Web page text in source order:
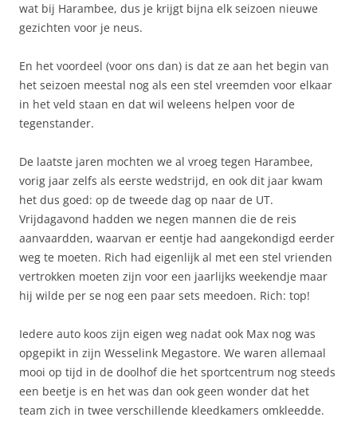
wat bij Harambee, dus je krijgt bijna elk seizoen nieuwe
gezichten voor je neus.
En het voordeel (voor ons dan) is dat ze aan het begin van
het seizoen meestal nog als een stel vreemden voor elkaar
in het veld staan en dat wil weleens helpen voor de
tegenstander.
De laatste jaren mochten we al vroeg tegen Harambee,
vorig jaar zelfs als eerste wedstrijd, en ook dit jaar kwam
het dus goed: op de tweede dag op naar de UT.
Vrijdagavond hadden we negen mannen die de reis
aanvaardden, waarvan er eentje had aangekondigd eerder
weg te moeten. Rich had eigenlijk al met een stel vrienden
vertrokken moeten zijn voor een jaarlijks weekendje maar
hij wilde per se nog een paar sets meedoen. Rich: top!
Iedere auto koos zijn eigen weg nadat ook Max nog was
opgepikt in zijn Wesselink Megastore. We waren allemaal
mooi op tijd in de doolhof die het sportcentrum nog steeds
een beetje is en het was dan ook geen wonder dat het
team zich in twee verschillende kleedkamers omkleedde.